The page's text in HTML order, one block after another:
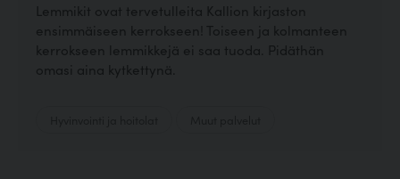
Lemmikit ovat tervetulleita Kallion kirjaston
ensimmäiseen kerrokseen! Toiseen ja kolmanteen
kerrokseen lemmikkejä ei saa tuoda. Pidäthän
omasi aina kytkettynä.